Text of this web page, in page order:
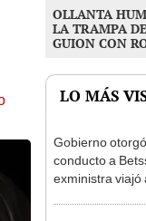
OLLANTA
LA TRAMPA
GUION CON
LO MÁS
Gobierno
conducto a
exministra viajó